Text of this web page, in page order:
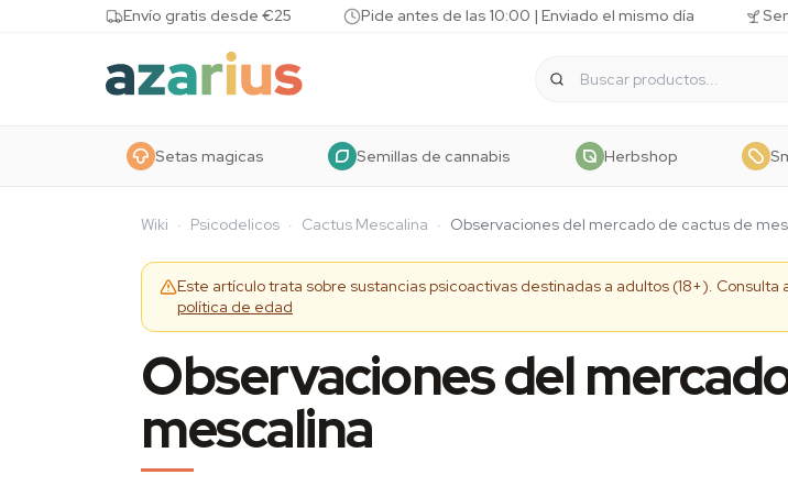
Skip to contentEnvío gratis desde €25 Pide antes de las 10:00 | Enviado el mismo día
Setas magicas Semillas de cannabis Herbshop
Wiki · Psicodelicos · Cactus Mescalina · Observaciones del mercado de cactus de
Este artículo trata sobre sustancias psicoactivas destinadas a adultos (18+).
política de edad
Observaciones del
mescalina